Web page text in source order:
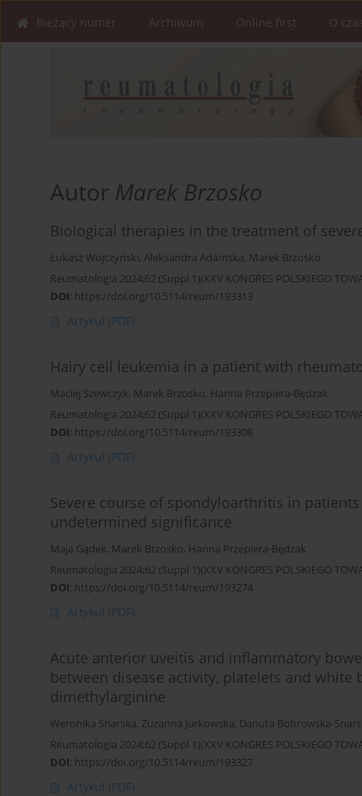
Bieżący numer Archiwum Online first O
Autor Marek Brzosko
Biological therapies in the treatment of
Łukasz Wojczyński, Aleksandra Adamska, Marek Brzosko
Reumatologia 2024;62 (Suppl 1)(XXV KONGRES POLSKIEGO
DOI: https://doi.org/10.5114/reum/193313
Artykuł (PDF)
Hairy cell leukemia in a patient with
Maciej Szewczyk, Marek Brzosko, Hanna Przepiera-Będzak
Reumatologia 2024;62 (Suppl 1)(XXV KONGRES POLSKIEGO
DOI: https://doi.org/10.5114/reum/193308
Artykuł (PDF)
Severe course of spondyloarthritis in
undetermined significance
Maja Gądek, Marek Brzosko, Hanna Przepiera-Będzak
Reumatologia 2024;62 (Suppl 1)(XXV KONGRES POLSKIEGO
DOI: https://doi.org/10.5114/reum/193274
Artykuł (PDF)
Acute anterior uveitis and inflammatory
between disease activity, platelets and
dimethylarginine
Weronika Snarska, Zuzanna Jurkowska, Danuta Bobrowska-
Reumatologia 2024;62 (Suppl 1)(XXV KONGRES POLSKIEGO
DOI: https://doi.org/10.5114/reum/193327
Artykuł (PDF)